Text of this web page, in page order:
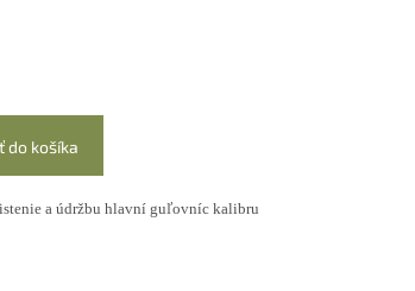
do košíka
a údržbu hlavní guľovníc kalibru